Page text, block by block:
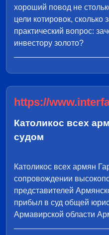
хороший повод не
цели котировок, сколько
практический вопрос:
инвестору золото?
https://
Католикос всех
судом
Католикос всех армян
сопровождении
представителей
прибыл в суд общей
Армавирской области